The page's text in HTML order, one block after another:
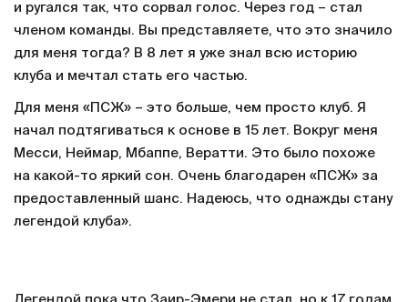
и ругался так, что сорвал голос. Через год – стал
членом команды. Вы представляете, что это значило
для меня тогда? В 8 лет я уже знал всю историю
клуба и мечтал стать его частью.
Для меня «ПСЖ» – это больше, чем просто клуб. Я
начал подтягиваться к основе в 15 лет. Вокруг меня
Месси, Неймар, Мбаппе, Вератти. Это было похоже
на какой-то яркий сон. Очень благодарен «ПСЖ» за
предоставленный шанс. Надеюсь, что однажды стану
легендой клуба».